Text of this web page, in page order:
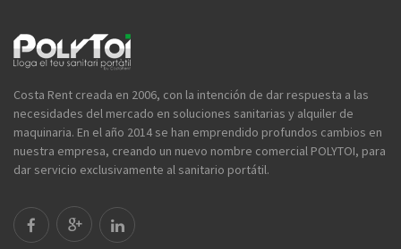
Costa Rent creada en 2006, con la intención de dar respuesta a las
necesidades del mercado en soluciones sanitarias y alquiler de
maquinaria. En el año 2014 se han emprendido profundos cambios en
nuestra empresa, creando un nuevo nombre comercial POLYTOI, para
dar servicio exclusivamente al sanitario portátil.